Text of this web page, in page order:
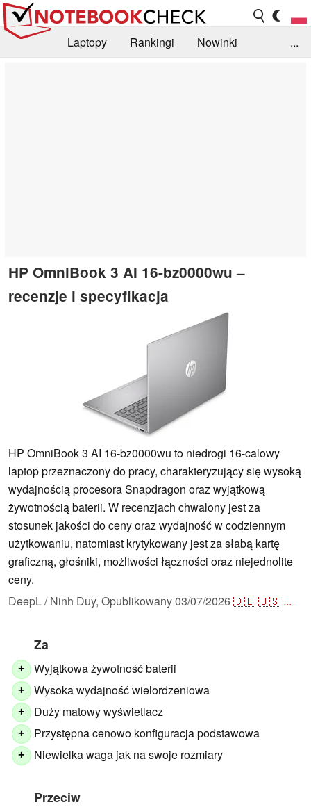
Laptopy Rankingi
Nowinki
...
HP OmniBook 3 AI 16-bz0000wu –
recenzje i specyfikacja
HP OmniBook 3 AI 16-bz0000wu to niedrogi 16-calowy
laptop przeznaczony do pracy, charakteryzujący się wysoką
wydajnością procesora Snapdragon oraz wyjątkową
żywotnością baterii. W recenzjach chwalony jest za
stosunek jakości do ceny oraz wydajność w codziennym
użytkowaniu, natomiast krytykowany jest za słabą kartę
graficzną, głośniki, możliwości łączności oraz niejednolite
ceny.
DeepL / Ninh Duy, Opublikowany03/07/2026🇩🇪🇺🇸 ...
Za
+ Wyjątkowa żywotność baterii
+ Wysoka wydajność wielordzeniowa
+ Duży matowy wyświetlacz
+ Przystępna cenowo konfiguracja podstawowa
+ Niewielka waga jak na swoje rozmiary
Przeciw